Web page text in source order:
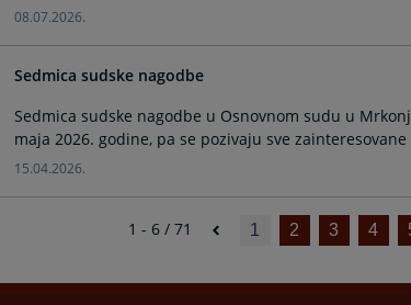
08.07.2026.
Sedmica sudske nagodbe
Sedmica sudske nagodbe u Osnovnom sudu u
maja 2026. godine, pa se pozivaju sve
15.04.2026.
1 - 6 / 71 1 2 3 4